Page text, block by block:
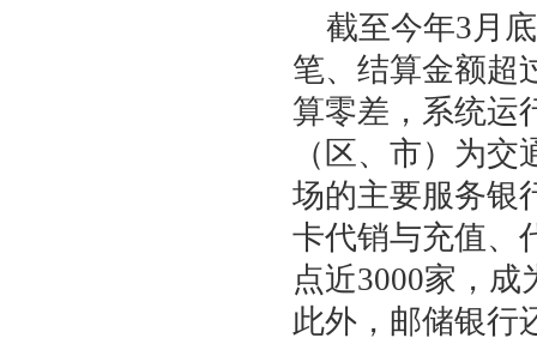
截至今年3月
笔、结算金额超
算零差，系统运
（区、市）为
场的主要服务银
卡代销与充值、
点近3000家，
此外，邮储银行